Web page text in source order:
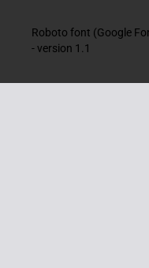
Roboto font (Google
- version 1.1